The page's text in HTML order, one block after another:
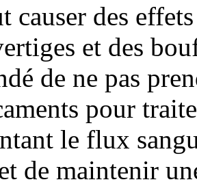
causer des
et des
de ne pas
pour
le flux
de maintenir